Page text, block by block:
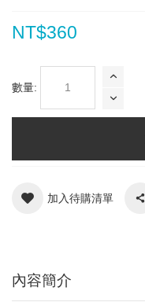
NT$360
數量:
加入待購清單
內容簡介